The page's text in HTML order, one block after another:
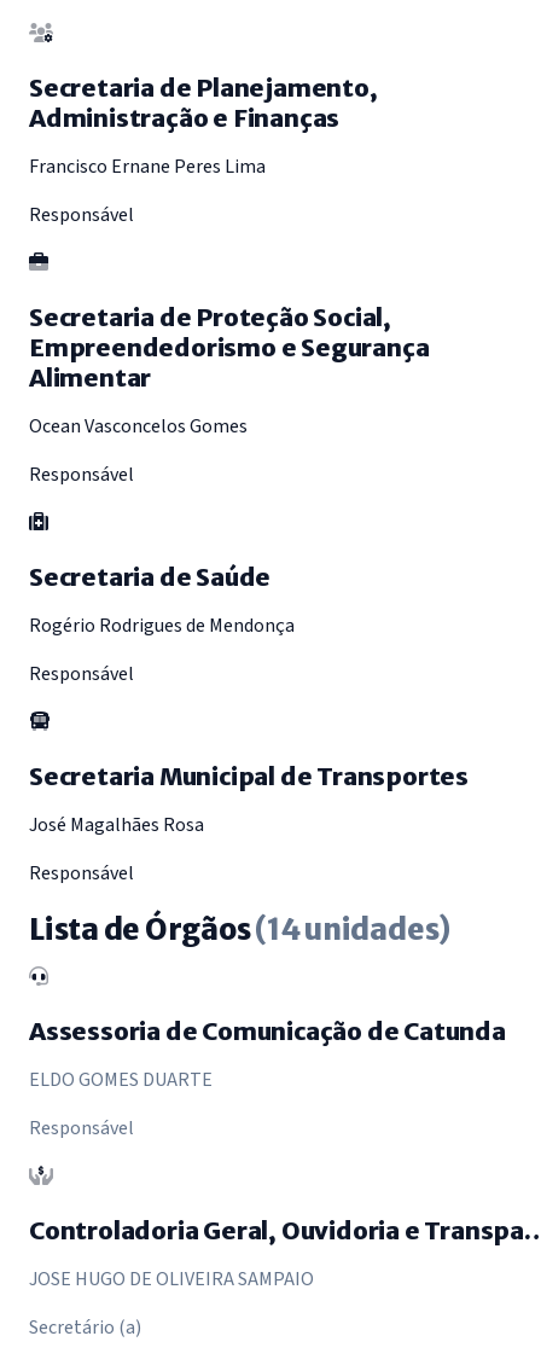
Secretaria de Planejamento,
Administração e Finanças
Francisco Ernane Peres Lima
Responsável
Secretaria de Proteção Social,
Empreendedorismo e Segurança
Alimentar
Ocean Vasconcelos Gomes
Responsável
Secretaria de Saúde
Rogério Rodrigues de Mendonça
Responsável
Secretaria Municipal de Transportes
José Magalhães Rosa
Responsável
Lista de Órgãos(14 unidades)
Assessoria de Comunicação de Catunda
ELDO GOMES DUARTE
Responsável
Controladoria Geral,
JOSE HUGO DE OLIVEIRA SAMPAIO
Secretário (a)